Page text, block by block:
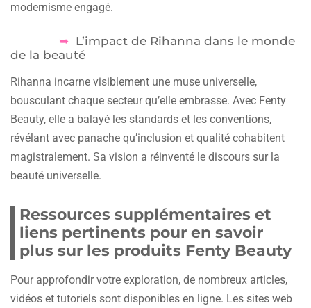
modernisme engagé.
L’impact de Rihanna dans le monde
de la beauté
Rihanna incarne visiblement une muse universelle,
bousculant chaque secteur qu’elle embrasse. Avec Fenty
Beauty, elle a balayé les standards et les conventions,
révélant avec panache qu’inclusion et qualité cohabitent
magistralement. Sa vision a réinventé le discours sur la
beauté universelle.
Ressources supplémentaires et
liens pertinents pour en savoir
plus sur les produits Fenty Beauty
Pour approfondir votre exploration, de nombreux articles,
vidéos et tutoriels sont disponibles en ligne. Les sites web